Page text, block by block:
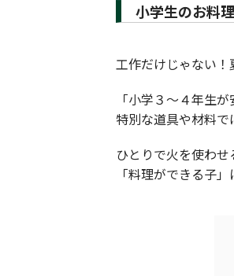
小学生のお料
工作だけじゃない！
「小学３～４年生
特別な道具や材料
ひとりで火を使わ
「料理ができる子